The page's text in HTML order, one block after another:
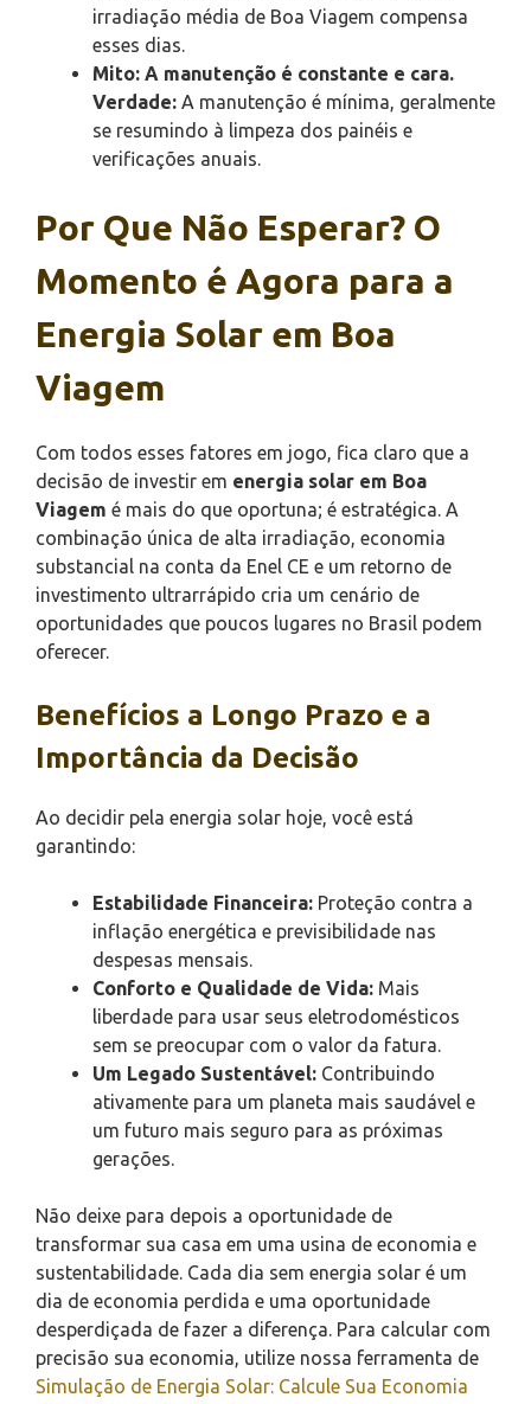
irradiação média de Boa Viagem compensa
esses dias.
Mito: A manutenção é constante e cara.
Verdade: A manutenção é mínima, geralmente
se resumindo à limpeza dos painéis e
verificações anuais.
Por Que Não Esperar? O
Momento é Agora para a
Energia Solar em Boa
Viagem
Com todos esses fatores em jogo, fica claro que a
decisão de investir em energia solar em Boa
Viagem é mais do que oportuna; é estratégica. A
combinação única de alta irradiação, economia
substancial na conta da Enel CE e um retorno de
investimento ultrarrápido cria um cenário de
oportunidades que poucos lugares no Brasil podem
oferecer.
Benefícios a Longo Prazo e a
Importância da Decisão
Ao decidir pela energia solar hoje, você está
garantindo:
Estabilidade Financeira: Proteção contra a
inflação energética e previsibilidade nas
despesas mensais.
Conforto e Qualidade de Vida: Mais
liberdade para usar seus eletrodomésticos
sem se preocupar com o valor da fatura.
Um Legado Sustentável: Contribuindo
ativamente para um planeta mais saudável e
um futuro mais seguro para as próximas
gerações.
Não deixe para depois a oportunidade de
transformar sua casa em uma usina de economia e
sustentabilidade. Cada dia sem energia solar é um
dia de economia perdida e uma oportunidade
desperdiçada de fazer a diferença. Para calcular com
precisão sua economia, utilize nossa ferramenta de
Simulação de Energia Solar: Calcule Sua Economia